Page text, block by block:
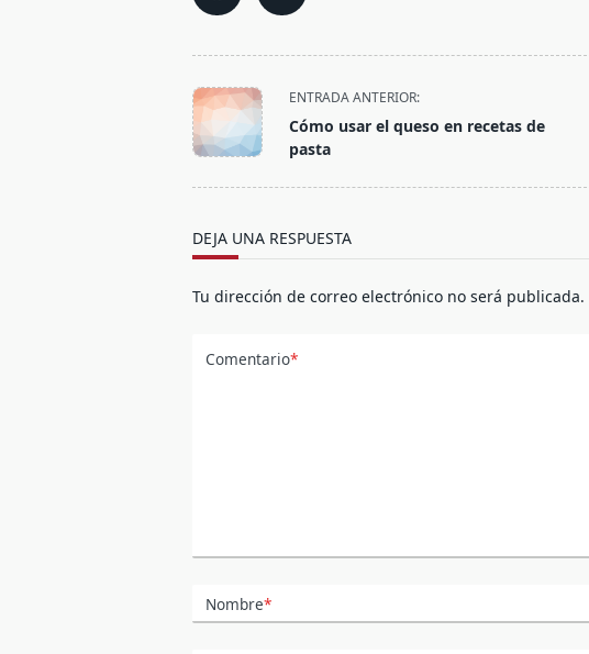
<span
class="nav-
subtitle
ENTRADA ANTERIOR:
Cómo usar el queso en recetas de
pasta
DEJA UNA RESPUESTA
Tu dirección de correo electrónico no será publicada.
Comentario*
Nombre*